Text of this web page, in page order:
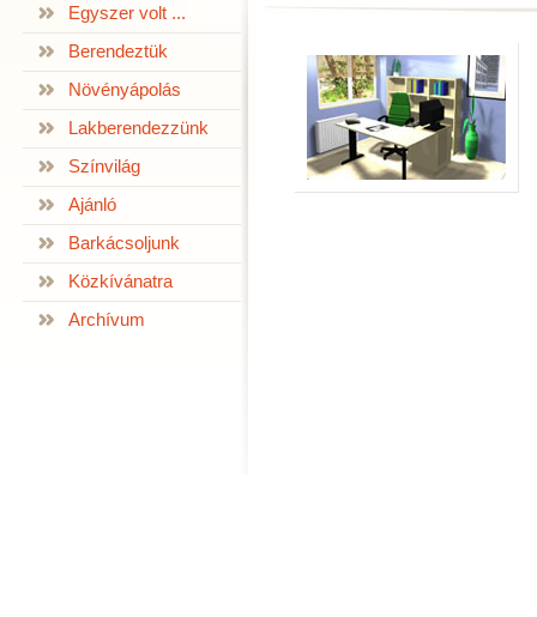
Egyszer volt ...
Berendeztük
Növényápolás
Lakberendezzünk
Színvilág
Ajánló
Barkácsoljunk
Közkívánatra
Archívum